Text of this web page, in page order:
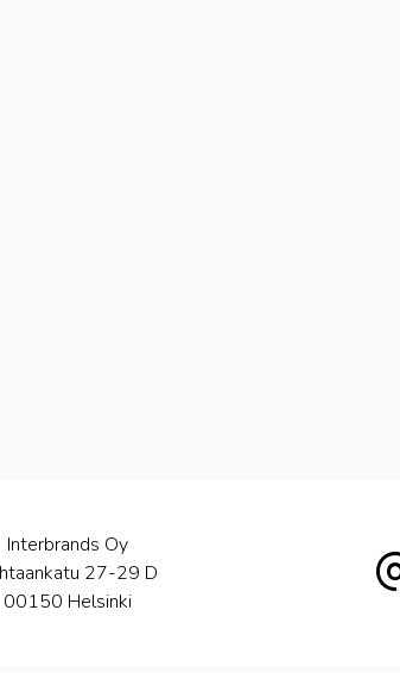
Interbrands Oy
27-29 D
00150 Helsinki